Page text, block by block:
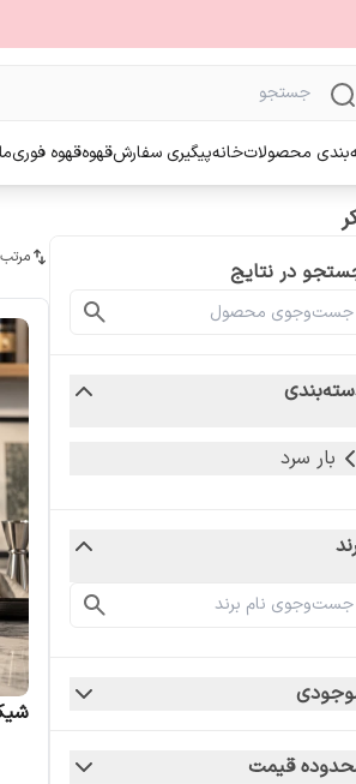
محصولاتخانهپیگیری سفارشقهوهقهوه فوری
در نتایج
بار سرد
قیمت